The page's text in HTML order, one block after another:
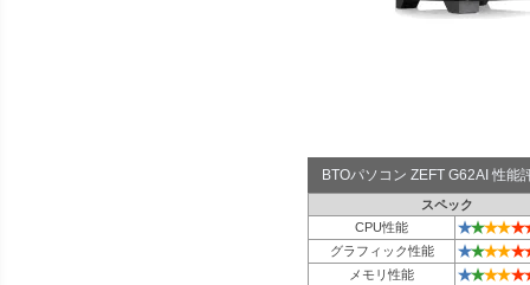
BTOパソコン ZEFT G62AI 性能
スペック
CPU性能
★★★★★
グラフィック性能 ★★★★★
メモリ性能 ★★★★★